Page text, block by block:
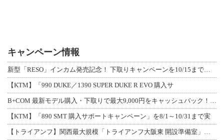
キャンペーン情報
【KTM】「990 DUKE／1390 SUPER DUKE R EVO 購入サ
【KTM】「890 SMT 購入サポートキャンペーン」を8/1～10/31まで実